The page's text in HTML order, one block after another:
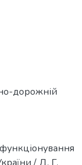
дорожній